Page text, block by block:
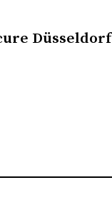
Düsseldorf